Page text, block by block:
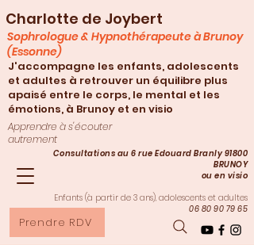
Charlotte de Joybert
Consultations au 6 rue Edouard Branly 91800
BRUNOY
ou en visio
Enfants (à partir de 3 ans), adolescents et adultes
06 80 90 79 65
Apprendre à s'écouter
autrement
Prendre RDV
Sophrologue & Hypnothérapeute à Brunoy
(Essonne)
J'accompagne les enfants, adolescents
et adultes à retrouver un équilibre plus
apaisé entre le corps, le mental et les
émotions, à Brunoy et en visio